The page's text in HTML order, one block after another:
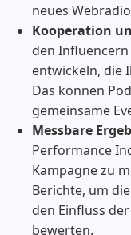
neues
Kooperation
den
entwickeln, die
Das können
gemeinsame
Messbare
Performance
Kampagne zu
Berichte, um
den Einfluss
bewerten.